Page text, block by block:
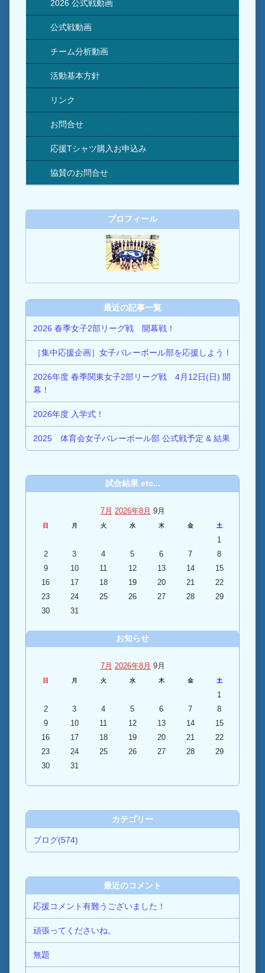
2026 公式戦動画
公式戦動画
チーム分析動画
活動基本方針
リンク
お問合せ
応援Tシャツ購入お申込み
協賛のお問合せ
プロフィール
最近の記事一覧
2026 春季女子2部リーグ戦 開幕戦！
［集中応援企画］女子バレーボール部を応援しよう！
2026年度 春季関東女子2部リーグ戦 4月12日(日) 開
幕！
2026年度 入学式！
2025 体育会女子バレーボール部 公式戦予定 & 結果
試合結果 etc...
7月 2026年8月 9月
日 月 火 水 木 金 土
1
2
3 4 5 6 7
8
9
10 11 12 13 14
15
16
17 18 19 20 21
22
23
24 25 26 27 28
29
30
31
お知らせ
7月 2026年8月 9月
日 月 火 水 木 金 土
1
2
3 4 5 6 7
8
9
10 11 12 13 14
15
16
17 18 19 20 21
22
23
24 25 26 27 28
29
30
31
カテゴリー
ブログ(574)
最近のコメント
応援コメント有難うございました！
頑張ってくださいね。
無題